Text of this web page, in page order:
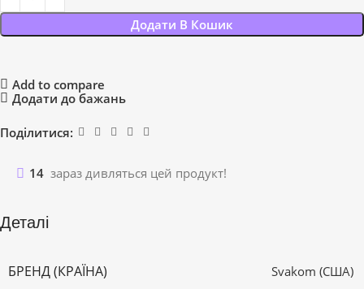
Додати В Кошик
Add to compare
Додати до бажань
Поділитися:
14 зараз дивляться цей продукт!
Деталі
БРЕНД (КРАЇНА) Svakom (США)